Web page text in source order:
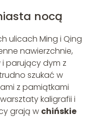
nocą
ulicach Ming i Qing
nawierzchnie,
parujący dym z
szukać w
z pamiątkami
kaligrafii i
grają w chińskie